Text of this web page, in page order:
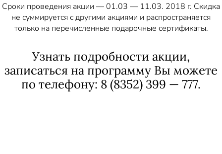
Сроки проведения акции — 01.03 — 11.03. 2018 г. Скидка
не суммируется с другими акциями и распространяется
только на перечисленные подарочные сертификаты.
Узнать подробности акции,
записаться на программу Вы можете
по телефону: 8 (8352) 399 — 777.